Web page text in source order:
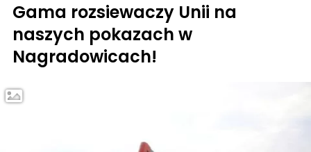
Gama rozsiewaczy Unii na
naszych pokazach w
Nagradowicach!